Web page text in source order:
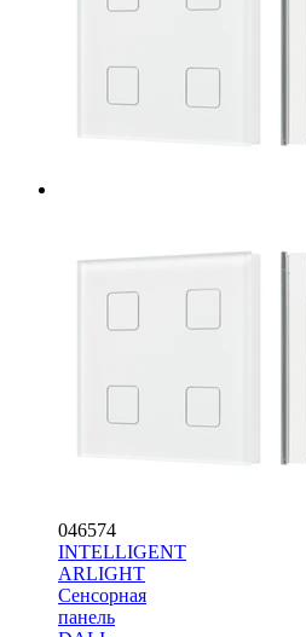
046574
INTELLIGENT
ARLIGHT
Сенсорная
панель